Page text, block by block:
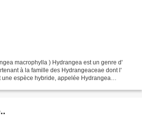
macrophylla ) Hydrangea est un genre d'
à la famille des Hydrangeaceae dont l'
espèce hybride, appelée Hydrangea